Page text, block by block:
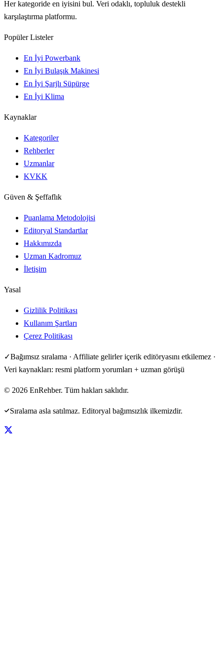
Her kategoride en iyisini bul. Veri odaklı, topluluk destekli
karşılaştırma platformu.
Popüler Listeler
En İyi Powerbank
En İyi Bulaşık Makinesi
En İyi Şarjlı Süpürge
En İyi Klima
Kaynaklar
Kategoriler
Rehberler
Uzmanlar
KVKK
Güven & Şeffaflık
Puanlama Metodolojisi
Editoryal Standartlar
Hakkımızda
Uzman Kadromuz
İletişim
Yasal
Gizlilik Politikası
Kullanım Şartları
Çerez Politikası
✓Bağımsız sıralama · Affiliate gelirler içerik editöryasını etkilemez ·
Veri kaynakları: resmi platform yorumları + uzman görüşü
© 2026 EnRehber. Tüm hakları saklıdır.
Sıralama asla satılmaz. Editoryal bağımsızlık ilkemizdir.